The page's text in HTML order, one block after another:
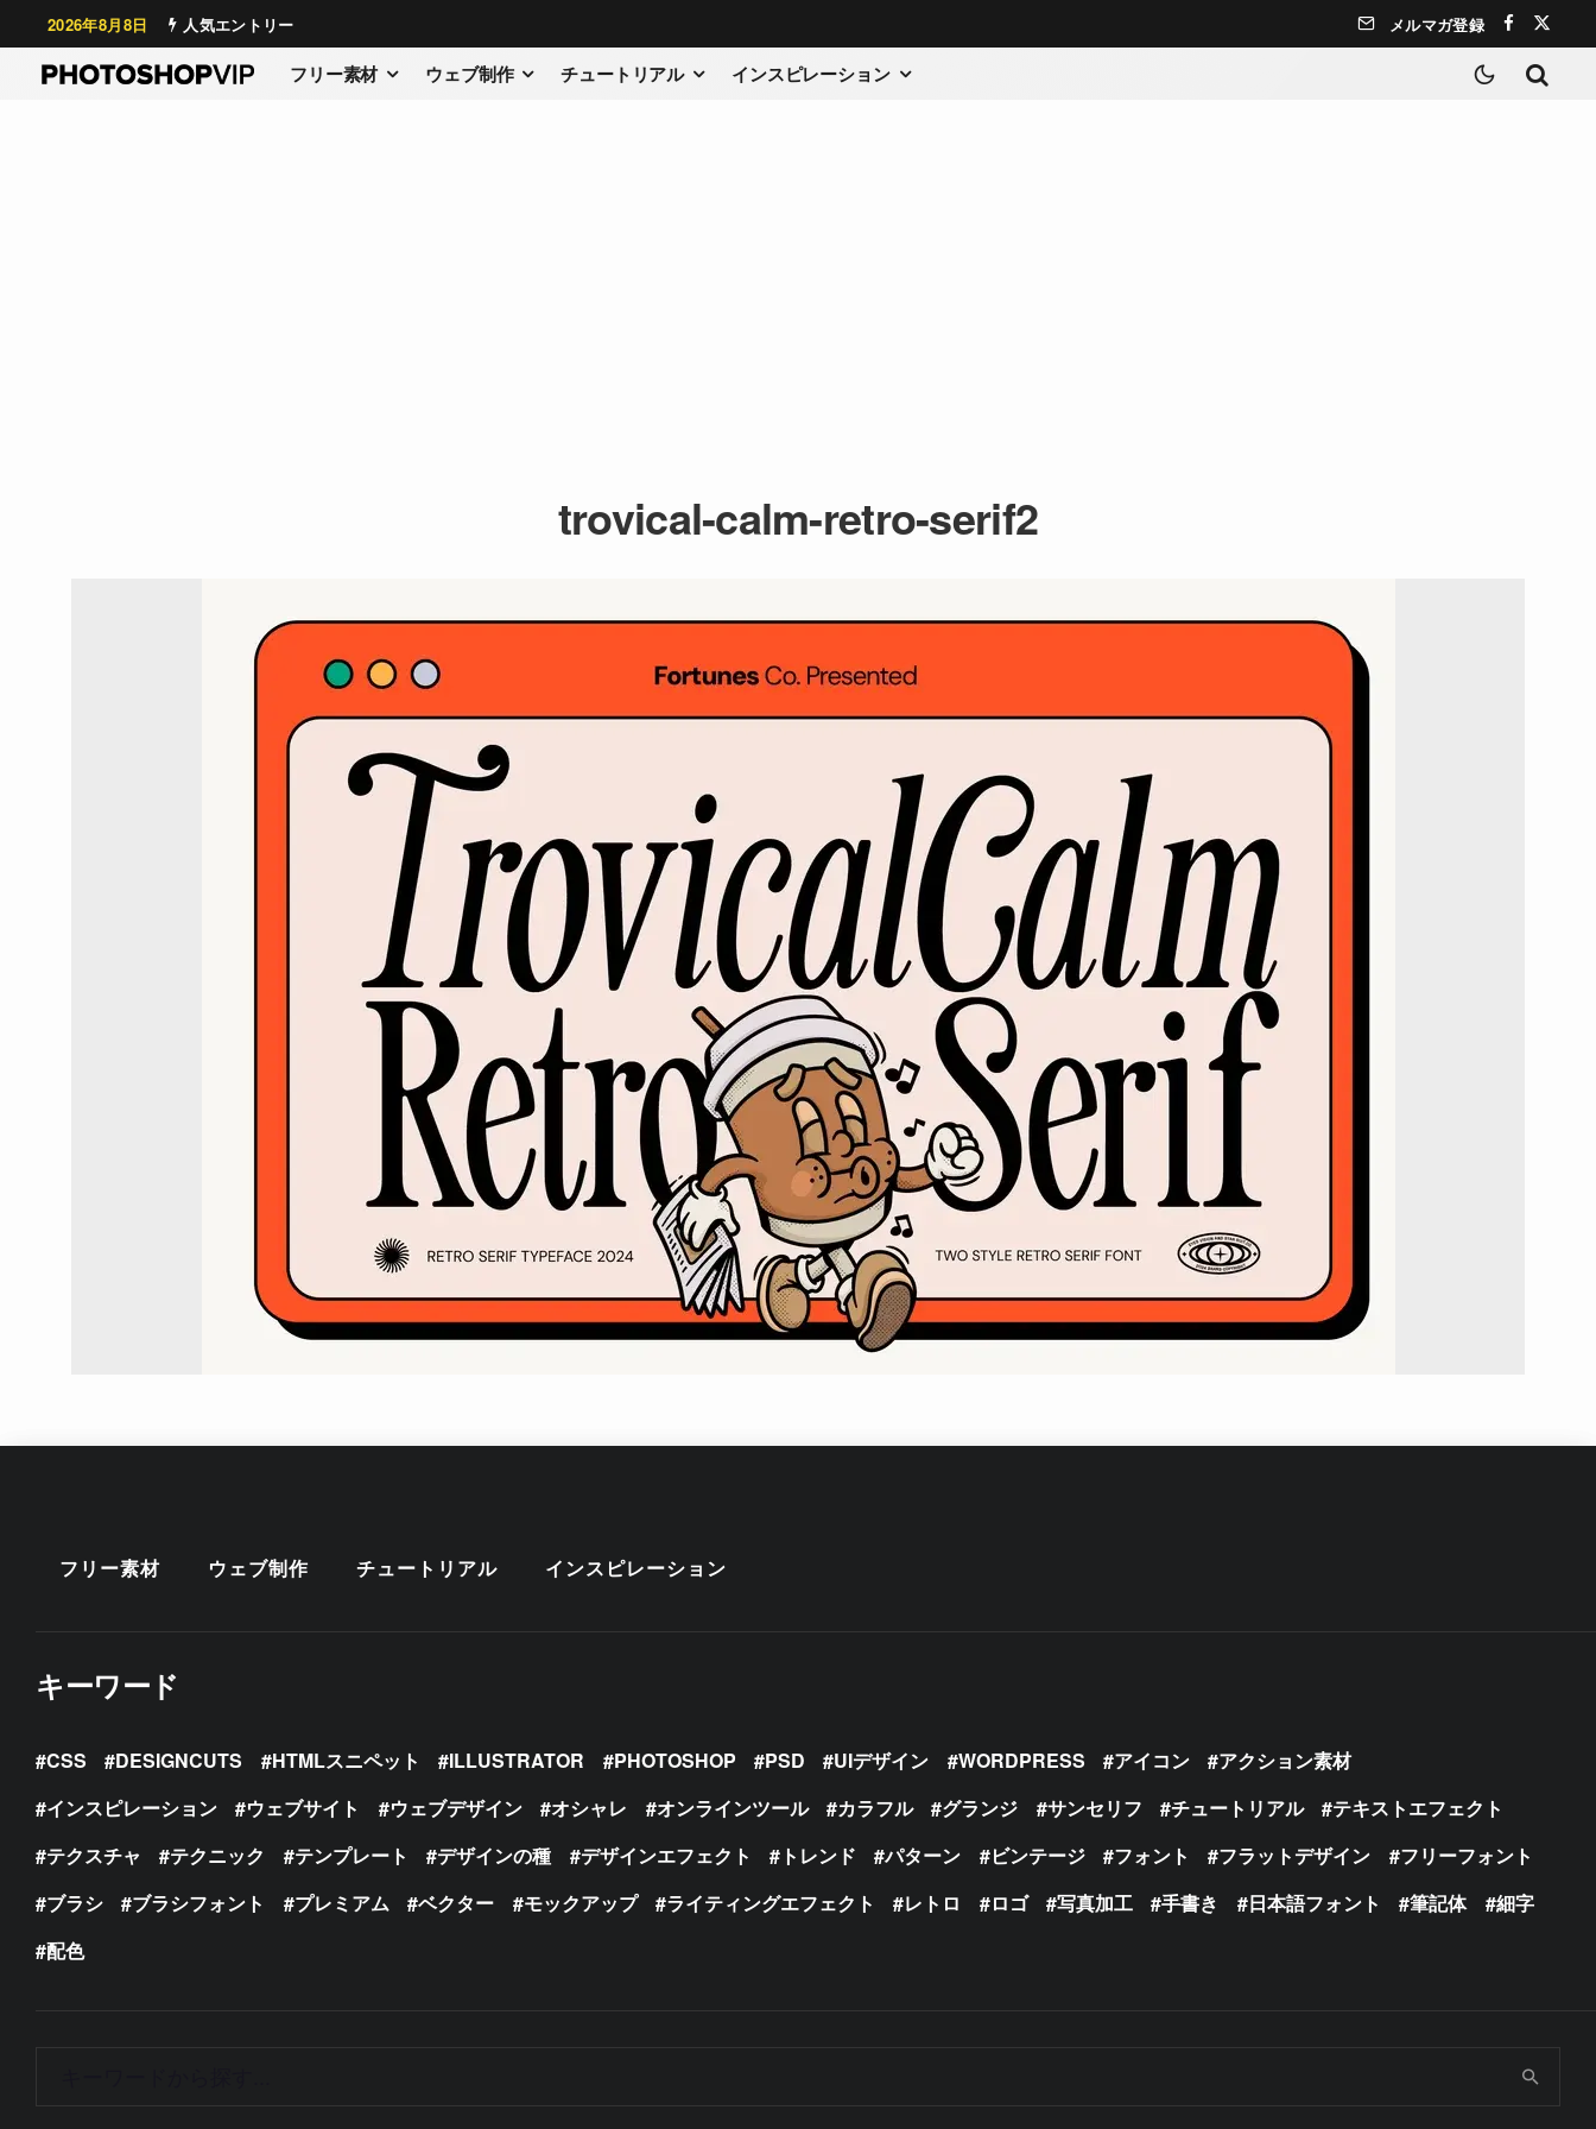
2026年8月8日 人気エントリー メルマガ登録
フリー素材 ウェブ制作 チュートリアル インスピレーション
trovical-calm-retro-serif2
フリー素材 ウェブ制作 チュートリアル インスピレーション
キーワード
CSS DESIGNCUTS HTMLスニペット ILLUSTRATOR PHOTOSHOP PSD UIデザイン WORDPRESS アイコン
アクション素材
インスピレーション
ウェブサイト ウェブデザイン オシャレ オンラインツール カラフル グランジ サンセリフ チュートリアル
テキストエフェクト
テクスチャ
テクニック テンプレート デザインの種 デザインエフェクト トレンド パターン ビンテージ フォント フラットデザイン
フリーフォント
ブラシ
ブラシフォント プレミアム ベクター モックアップ ライティングエフェクト レトロ ロゴ 写真加工 手書き 日本語フォント 筆記体
細字
配色